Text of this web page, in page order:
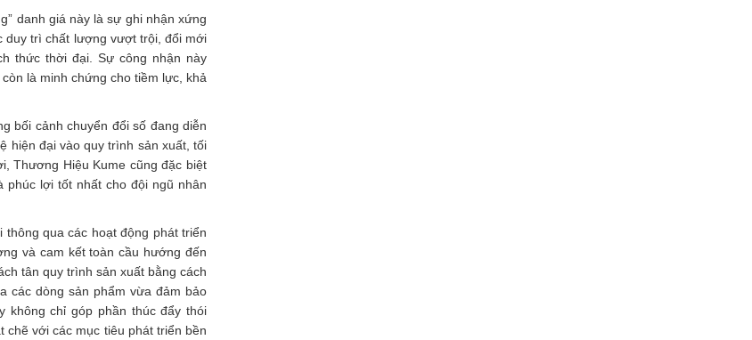
danh giá này là sự ghi nhận xứng
duy trì chất lượng vượt trội, đổi mới
thức thời đại. Sự công nhận này
là minh chứng cho tiềm lực, khả
bối cảnh chuyển đổi số đang diễn
hiện đại vào quy trình sản xuất, tối
Thương Hiệu Kume cũng đặc biệt
phúc lợi tốt nhất cho đội ngũ nhân
qua các hoạt động phát triển
và cam kết toàn cầu hướng đến
tân quy trình sản xuất bằng cách
các dòng sản phẩm vừa đảm bảo
chỉ góp phần thúc đẩy thói
chẽ với các mục tiêu phát triển bền